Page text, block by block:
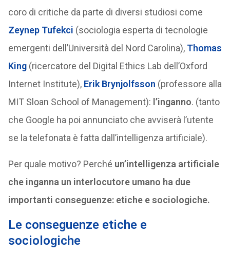
coro di critiche da parte di diversi studiosi come
Zeynep Tufekci (sociologia esperta di tecnologie
emergenti dell’Università del Nord Carolina), Thomas
King(ricercatore del Digital Ethics Lab dell’Oxford
Internet Institute), Erik Brynjolfsson (professore alla
MIT Sloan School of Management): l’inganno. (tanto
che Google ha poi annunciato che avviserà l’utente
se la telefonata è fatta dall’intelligenza artificiale).
Per quale motivo? Perché un’intelligenza artificiale
che inganna un interlocutore umano ha due
importanti conseguenze: etiche e sociologiche.
Le conseguenze etiche e
sociologiche